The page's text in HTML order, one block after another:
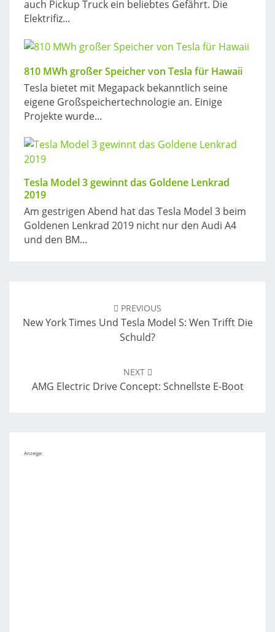
auch Pickup Truck ein beliebtes Gefährt. Die
Elektrifiz...
810 MWh großer Speicher von Tesla für Hawaii
Tesla bietet mit Megapack bekanntlich seine
eigene Großspeichertechnologie an. Einige
Projekte wurde...
Tesla Model 3 gewinnt das Goldene Lenkrad
2019
Am gestrigen Abend hat das Tesla Model 3 beim
Goldenen Lenkrad 2019 nicht nur den Audi A4
und den BM...
PREVIOUS
New York Times Und Tesla Model S: Wen Trifft Die
Schuld?
NEXT
AMG Electric Drive Concept: Schnellste E-Boot
Anzeige: